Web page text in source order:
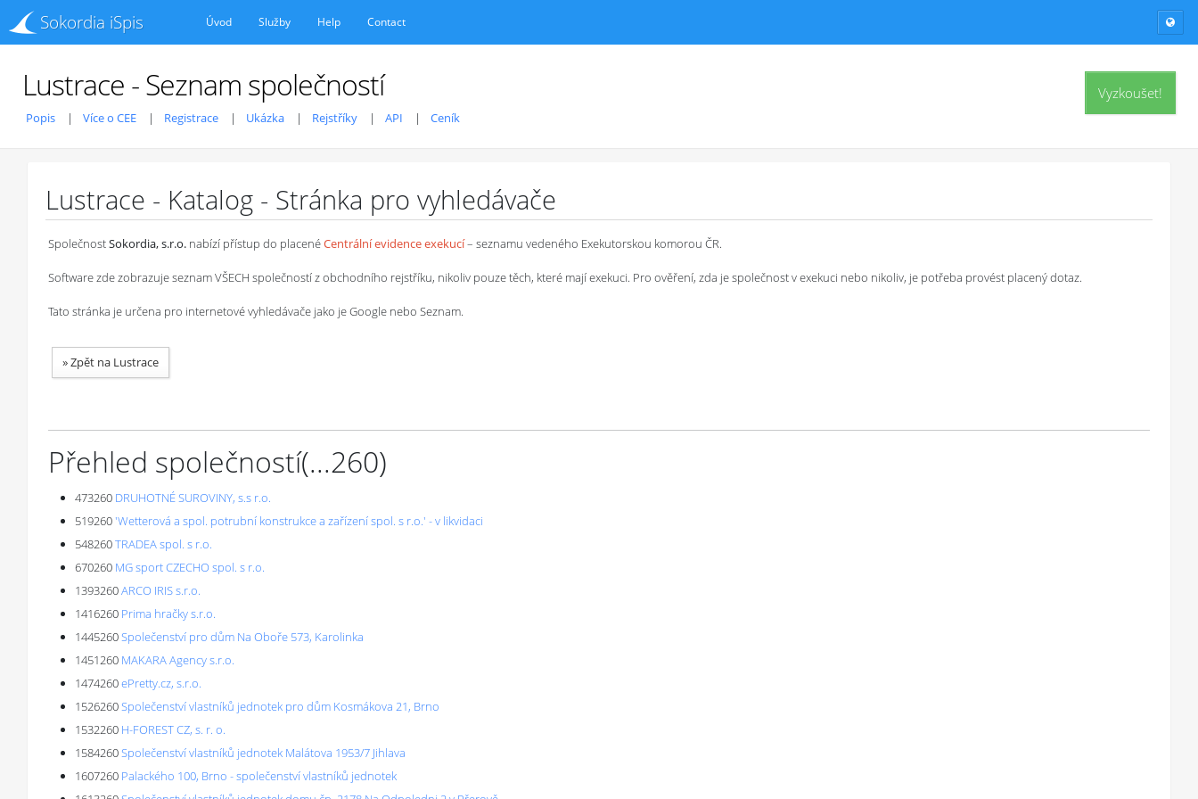
Sokordia iSpis Úvod Služby Help Contact
Vyzkoušet!
Lustrace - Seznam společností
Popis Více o CEE Registrace Ukázka Rejstříky API Ceník
Lustrace - Katalog - Stránka pro vyhledávače
SpolečnostSokordia, s.r.o. nabízí přístup do placenéCentrální evidence exekucí– seznamu vedeného Exekutorskou komorou ČR.
Software zde zobrazuje seznam VŠECH společností z obchodního rejstříku, nikoliv pouze těch, které mají exekuci. Pro ověření, zda je společnost v exekuci nebo nikoliv, je potřeba provést placený dotaz.
Tato stránka je určena pro internetové vyhledávače jako je Google nebo Seznam.
»Zpět na Lustrace
Přehled společností(...260)
473260 DRUHOTNÉ SUROVINY, s.s r.o.
519260'Wetterová a spol. potrubní konstrukce a zařízení spol. s r.o.' - v likvidaci
548260TRADEA spol. s r.o.
670260 MG sport CZECHO spol. s r.o.
1393260ARCO IRIS s.r.o.
1416260 Prima hračky s.r.o.
1445260Společenství pro dům Na Oboře 573, Karolinka
1451260 MAKARA Agency s.r.o.
1474260ePretty.cz, s.r.o.
1526260Společenství vlastníků jednotek pro dům Kosmákova 21, Brno
1532260 H-FOREST CZ, s. r. o.
1584260Společenství vlastníků jednotek Malátova 1953/7 Jihlava
1607260 Palackého 100, Brno - společenství vlastníků jednotek